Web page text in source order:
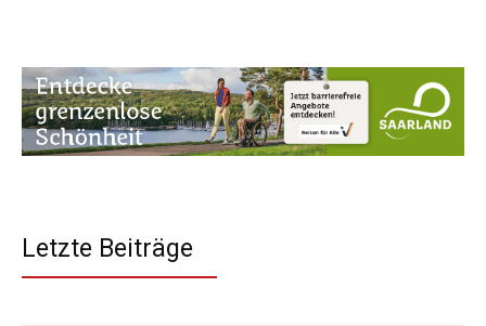
Letzte Beiträge